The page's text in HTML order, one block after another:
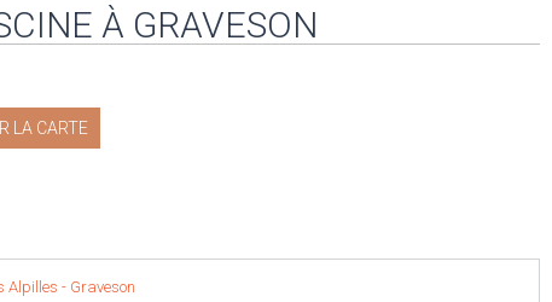
À GRAVESON
LA CARTE
Alpilles - Graveson